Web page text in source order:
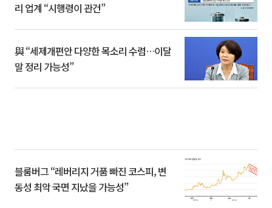
리 업계 “시행령이 관건”
與 “세제개편안 다양한 목소리 수렴…이달
말 정리 가능성”
블룸버그 “레버리지 거품 빠진 코스피, 변
동성 최악 국면 지났을 가능성”